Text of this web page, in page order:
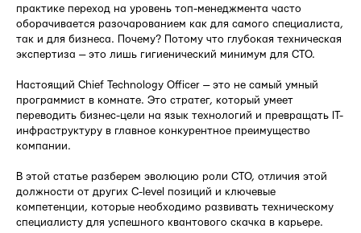
практике переход на уровень топ-менеджмента часто
оборачивается разочарованием как для самого специалиста,
так и для бизнеса. Почему? Потому что глубокая техническая
экспертиза — это лишь гигиенический минимум для CTO.
Настоящий Chief Technology Officer — это не самый умный
программист в комнате. Это стратег, который умеет
переводить бизнес-цели на язык технологий и превращать IT-
инфраструктуру в главное конкурентное преимущество
компании.
В этой статье разберем эволюцию роли CTO, отличия этой
должности от других C-level позиций и ключевые
компетенции, которые необходимо развивать техническому
специалисту для успешного квантового скачка в карьере.